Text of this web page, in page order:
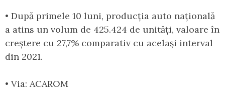
• După primele 10 luni, producția auto națională
a atins un volum de 425.424 de unități, valoare în
creștere cu 27,7% comparativ cu același interval
din 2021.
• Via: ACAROM